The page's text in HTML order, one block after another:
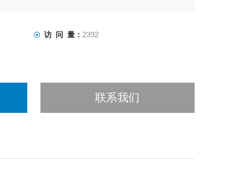
访 问 量： 2392
联系我们